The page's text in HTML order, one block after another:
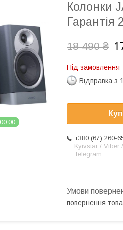
00 00
Колонки
Гарантія
18 490 ₴
Під замовлення
Відправка з
+380 (67) 260-
Kyivstar / Viber /
Telegram
повернення